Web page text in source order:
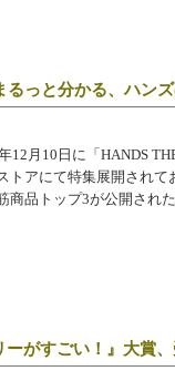
るっと分かる、ハン
月10日に「HANDS
トアにて特集展開されて
品トップ3が公開された
ーがすごい！』大賞